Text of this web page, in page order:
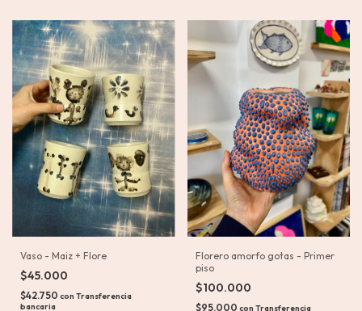
Vaso - Maiz + Flore
$45.000
$42.750 con Transferencia
bancaria
Florero amorfo gotas - Primer
piso
$100.000
$95.000 con Transferencia